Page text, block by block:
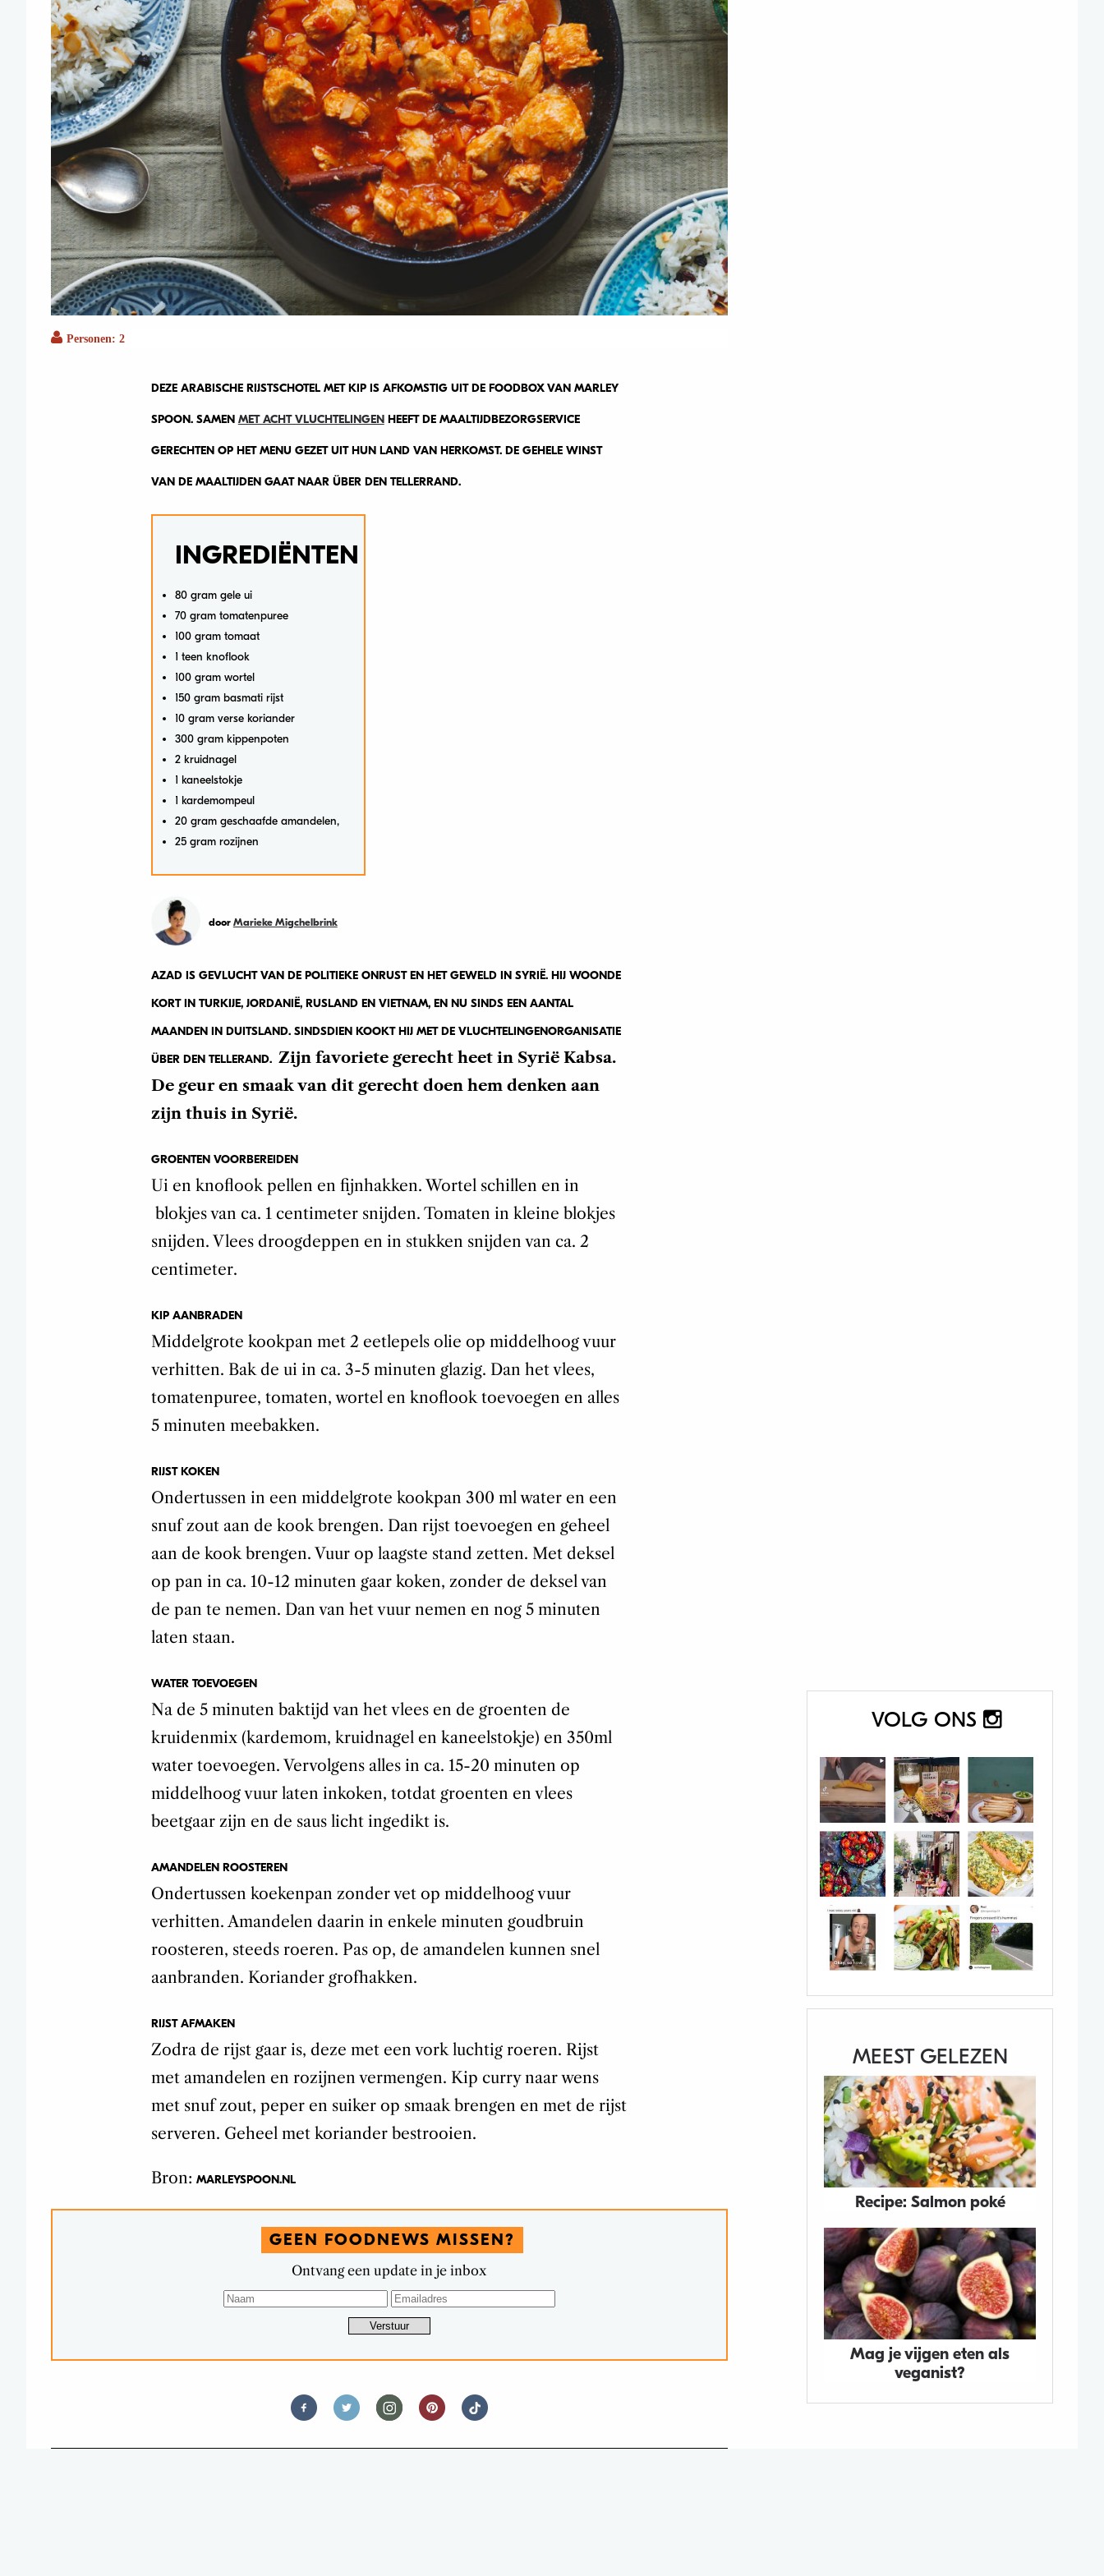
VOLG ONS
MEEST GELEZEN
Recipe: Salmon poké
Mag je vijgen eten als
veganist?
Personen: 2
DEZE ARABISCHE RIJSTSCHOTEL MET KIP IS AFKOMSTIG UIT DE FOODBOX VAN MARLEY
SPOON. SAMEN MET ACHT VLUCHTELINGENHEEFT DE MAALTIJDBEZORGSERVICE
GERECHTEN OP HET MENU GEZET UIT HUN LAND VAN HERKOMST. DE GEHELE WINST
VAN DE MAALTIJDEN GAAT NAAR ÜBER DEN TELLERRAND.
INGREDIËNTEN
80 gram gele ui
70 gram tomatenpuree
100 gram tomaat
1 teen knoflook
100 gram wortel
150 gram basmati rijst
10 gram verse koriander
300 gram kippenpoten
2 kruidnagel
1 kaneelstokje
1 kardemompeul
20 gram geschaafde amandelen,
25 gram rozijnen
door Marieke Migchelbrink
AZAD IS GEVLUCHT VAN DE POLITIEKE ONRUST EN HET GEWELD IN SYRIË. HIJ WOONDE
KORT IN TURKIJE, JORDANIË, RUSLAND EN VIETNAM, EN NU SINDS EEN AANTAL
MAANDEN IN DUITSLAND. SINDSDIEN KOOKT HIJ MET DE VLUCHTELINGENORGANISATIE
ÜBER DEN TELLERAND. Zijn favoriete gerecht heet in Syrië Kabsa.
De geur en smaak van dit gerecht doen hem denken aan
zijn thuis in Syrië.
GROENTEN VOORBEREIDEN
Ui en knoflook pellen en fijnhakken. Wortel schillen en in
blokjes van ca. 1 centimeter snijden. Tomaten in kleine blokjes
snijden. Vlees droogdeppen en in stukken snijden van ca. 2
centimeter.
KIP AANBRADEN
Middelgrote kookpan met 2 eetlepels olie op middelhoog vuur
verhitten. Bak de ui in ca. 3-5 minuten glazig. Dan het vlees,
tomatenpuree, tomaten, wortel en knoflook toevoegen en alles
5 minuten meebakken.
RIJST KOKEN
Ondertussen in een middelgrote kookpan 300 ml water en een
snuf zout aan de kook brengen. Dan rijst toevoegen en geheel
aan de kook brengen. Vuur op laagste stand zetten. Met deksel
op pan in ca. 10-12 minuten gaar koken, zonder de deksel van
de pan te nemen. Dan van het vuur nemen en nog 5 minuten
laten staan.
WATER TOEVOEGEN
Na de 5 minuten baktijd van het vlees en de groenten de
kruidenmix (kardemom, kruidnagel en kaneelstokje) en 350ml
water toevoegen. Vervolgens alles in ca. 15-20 minuten op
middelhoog vuur laten inkoken, totdat groenten en vlees
beetgaar zijn en de saus licht ingedikt is.
AMANDELEN ROOSTEREN
Ondertussen koekenpan zonder vet op middelhoog vuur
verhitten. Amandelen daarin in enkele minuten goudbruin
roosteren, steeds roeren. Pas op, de amandelen kunnen snel
aanbranden. Koriander grofhakken.
RIJST AFMAKEN
Zodra de rijst gaar is, deze met een vork luchtig roeren. Rijst
met amandelen en rozijnen vermengen. Kip curry naar wens
met snuf zout, peper en suiker op smaak brengen en met de rijst
serveren. Geheel met koriander bestrooien.
Bron: MARLEYSPOON.NL
GEEN FOODNEWS MISSEN?
Ontvang een update in je inbox